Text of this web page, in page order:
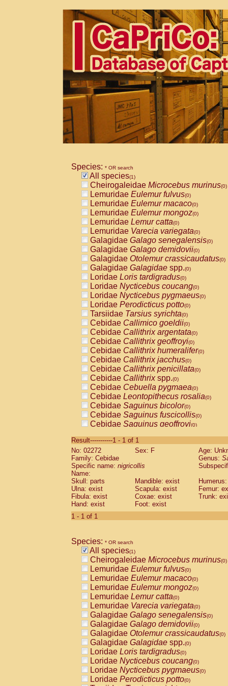
Species: * OR search
All species(1)
Cheirogaleidae Microcebus murinus(0)
Lemuridae Eulemur fulvus(0)
Lemuridae Eulemur macaco(0)
Lemuridae Eulemur mongoz(0)
Lemuridae Lemur catta(0)
Lemuridae Varecia variegata(0)
Galagidae Galago senegalensis(0)
Galagidae Galago demidovii(0)
Galagidae Otolemur crassicaudatus(0)
Galagidae Galagidae spp.(0)
Loridae Loris tardigradus(0)
Loridae Nycticebus coucang(0)
Loridae Nycticebus pygmaeus(0)
Loridae Perodicticus potto(0)
Tarsiidae Tarsius syrichta(0)
Cebidae Callimico goeldii(0)
Cebidae Callithrix argentata(0)
Cebidae Callithrix geoffroyi(0)
Cebidae Callithrix humeralifer(0)
Cebidae Callithrix jacchus(0)
Cebidae Callithrix penicillata(0)
Cebidae Callithrixspp.(0)
Cebidae Cebuella pygmaea(0)
Cebidae Leontopithecus rosalia(0)
Cebidae Saguinus bicolor(0)
Cebidae Saguinus fuscicollis(0)
Cebidae Saguinus geoffroyi(0)
CebidaeSaguinus labiatus(0)
Cebidae Saguinus leucopus (0)
Cebidae
CebidaeSaguinus mystax
Cebidae Saguinus nigricollis (1)
Cebidae Saguinus oedipus
Cebidae Saguinus weddelli
Cebidae Saguinusspp.
Cebidae
CebidaeCebus capucinus
CebidaeCebus nigrivittatus
CebidaeCebus spp.(0)
CebidaeSaimiri boliviensis(0)
CebidaeSaimiri sciureus(0)
AtelidaeAlouatta caraya(0)
AtelidaeAlouatta fusca(0)
AtelidaeAlouatta seniculus(0)
AtelidaeAlouattaspp.(0)
AtelidaeAteles belzebuth(0)
AtelidaeAteles geoffroyi(0)
AtelidaeAteles paniscus(0)
AtelidaeAtelesspp.(0)
AtelidaeLagothrix lagothricha(0)
AtelidaeLagothrix lagothricha cana
PitheciidaeCacajao calvus
Result-----------1 - 1 of 1
No: 02272
Sex: F
Age:
Family: Cebidae
Genus:
Specific name: nigricollis
Name:
Skull: parts
Mandible: exist
Ulna: exist
Scapula: exist
Femur:
Fibula: exist
Coxae: exist
Trunk:
Hand: exist
Foot: exist
1 - 1 of 1
Species: * OR search
All species(1)
Cheirogaleidae Microcebus murinus(0)
Lemuridae Eulemur fulvus(0)
Lemuridae Eulemur macaco(0)
Lemuridae Eulemur mongoz(0)
Lemuridae Lemur catta(0)
Lemuridae Varecia variegata(0)
Galagidae Galago senegalensis(0)
Galagidae Galago demidovii(0)
Galagidae Otolemur crassicaudatus(0)
Galagidae Galagidae spp.(0)
Loridae Loris tardigradus(0)
Loridae Nycticebus coucang(0)
Loridae Nycticebus pygmaeus(0)
Loridae Perodicticus potto(0)